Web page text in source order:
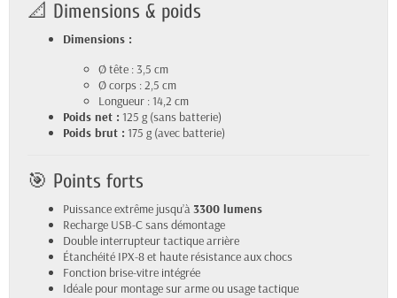
📐 Dimensions & poids
Dimensions :
Ø tête : 3,5 cm
Ø corps : 2,5 cm
Longueur : 14,2 cm
Poids net : 125 g (sans batterie)
Poids brut : 175 g (avec batterie)
🎯 Points forts
Puissance extrême jusqu’à3300 lumens
Recharge USB-C sans démontage
Double interrupteur tactique arrière
Étanchéité IPX-8 et haute résistance aux chocs
Fonction brise-vitre intégrée
Idéale pour montage sur arme ou usage tactique